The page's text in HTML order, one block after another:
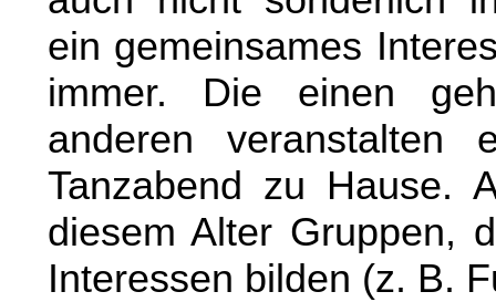
ein gemeinsames
immer. Die einen
anderen
Tanzabend zu Hause.
diesem Alter Gruppen,
Interessen bilden (z. B.